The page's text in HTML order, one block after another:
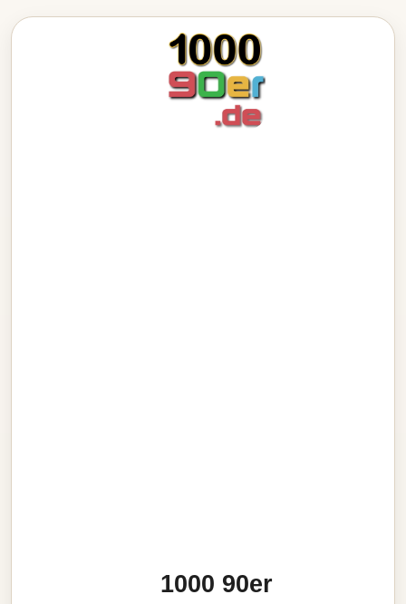
1000 90er